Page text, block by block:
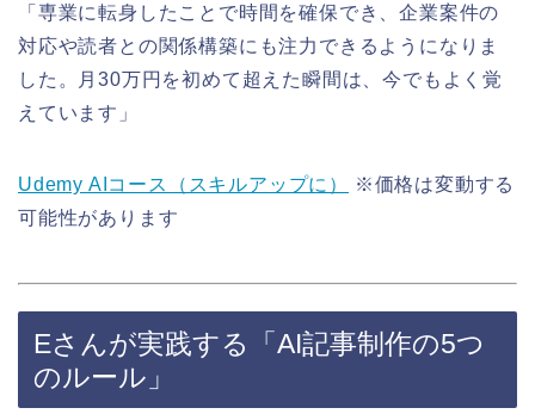
「専業に転身したことで時間を確保でき、企業案件の
対応や読者との関係構築にも注力できるようになりま
した。月30万円を初めて超えた瞬間は、今でもよく覚
えています」
Udemy AIコース（スキルアップに）
※価格は変動する
可能性があります
Eさんが実践する「AI記事制作の5つ
のルール」